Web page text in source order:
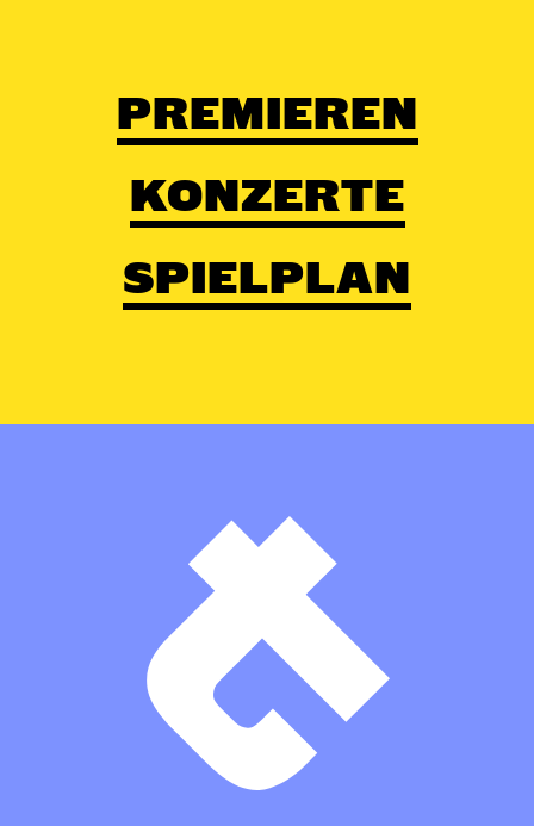
PREMIEREN
KONZERTE
SPIELPLAN